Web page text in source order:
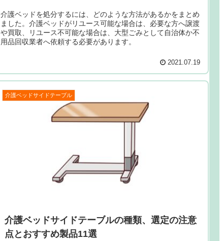
介護ベッドを処分するには、どのような方法があるかをまとめ
ました。介護ベッドがリユース可能な場合は、必要な方へ譲渡
や買取、リユース不可能な場合は、大型ごみとして自治体か不
用品回収業者へ依頼する必要があります。
2021.07.19
介護ベッドサイドテーブル
介護ベッドサイドテーブルの種類、選定の注意
点とおすすめ製品11選